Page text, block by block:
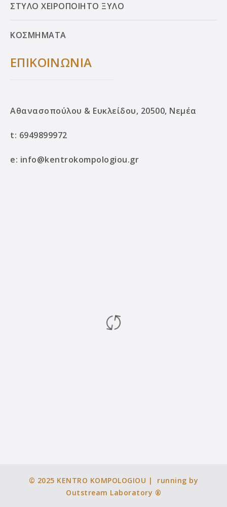
ΣΤΥΛΟ ΧΕΙΡΟΠΟΙΗΤΟ ΞΥΛΟ
ΚΟΣΜΗΜΑΤΑ
ΕΠΙΚΟΙΝΩΝΙΑ
Αθανασοπούλου & Ευκλείδου, 20500, Νεμέα
t: 6949899972
e: info@kentrokompologiou.gr
© 2025 KENTRO KOMPOLOGIOU | running by
Outstream Laboratory ®